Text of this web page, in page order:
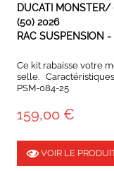
DUCATI MONSTER/
(50) 2026
RAC SUSPENSION -
Ce kit rabaisse votre
selle.
PSM-084-25
159,00 €
VOIR LE